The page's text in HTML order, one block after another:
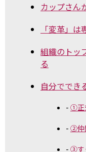
カップさん
「変革」
組織のトッ
る
自分ででき
①正
②仲
③す